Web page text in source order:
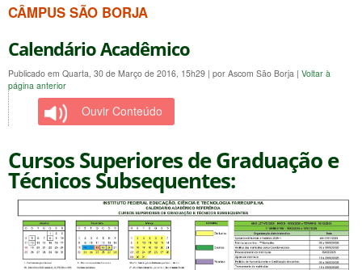
CÂMPUS SÃO BORJA
Calendário Acadêmico
Publicado em Quarta, 30 de Março de 2016, 15h29 | por Ascom São Borja | Voltar à
página anterior
Ouvir Conteúdo
Cursos Superiores de Graduação e
Técnicos Subsequentes: